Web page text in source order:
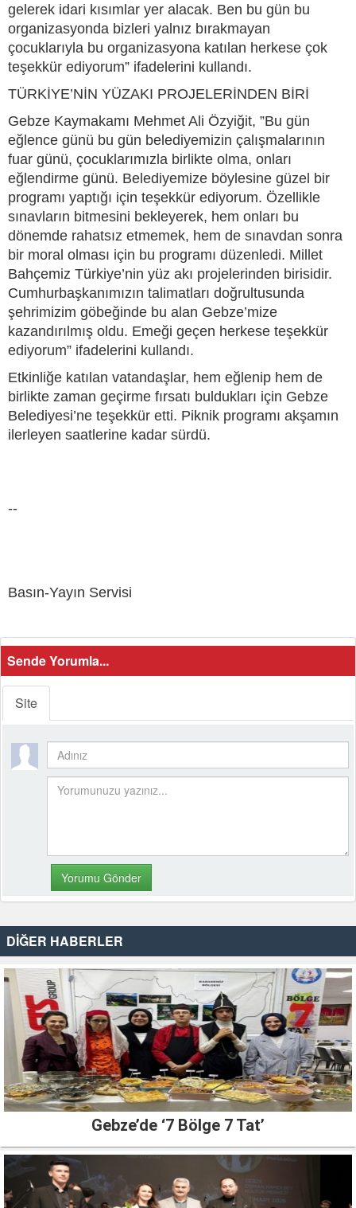
gelerek idari kısımlar yer alacak. Ben bu gün bu
organizasyonda bizleri yalnız bırakmayan
çocuklarıyla bu organizasyona katılan herkese çok
teşekkür ediyorum” ifadelerini kullandı.
TÜRKİYE’NİN YÜZAKI PROJELERİNDEN BİRİ
Gebze Kaymakamı Mehmet Ali Özyiğit, ”Bu gün
eğlence günü bu gün belediyemizin çalışmalarının
fuar günü, çocuklarımızla birlikte olma, onları
eğlendirme günü. Belediyemize böylesine güzel bir
programı yaptığı için teşekkür ediyorum. Özellikle
sınavların bitmesini bekleyerek, hem onları bu
dönemde rahatsız etmemek, hem de sınavdan sonra
bir moral olması için bu programı düzenledi. Millet
Bahçemiz Türkiye’nin yüz akı projelerinden birisidir.
Cumhurbaşkanımızın talimatları doğrultusunda
şehrimizim göbeğinde bu alan Gebze’mize
kazandırılmış oldu. Emeği geçen herkese teşekkür
ediyorum” ifadelerini kullandı.
Etkinliğe katılan vatandaşlar, hem eğlenip hem de
birlikte zaman geçirme fırsatı buldukları için Gebze
Belediyesi’ne teşekkür etti. Piknik programı akşamın
ilerleyen saatlerine kadar sürdü.
--
Basın-Yayın Servisi
Sende Yorumla...
Site
DİĞER HABERLER
Gebze’de ‘7 Bölge 7 Tat’